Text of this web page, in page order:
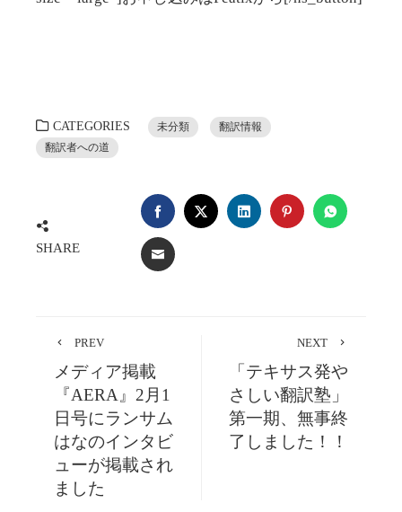
CATEGORIES 未分類
翻訳情報
翻訳者への道
SHARE
FACEBOOKTWITTERLINKEDINPINTEREST
EMAIL
PREV
メディア掲載
『AERA』2月1
日号にランサム
はなのインタビ
ューが掲載され
ました
NEXT
「テキサス発や
さしい翻訳塾」
第一期、無事終
了しました！！